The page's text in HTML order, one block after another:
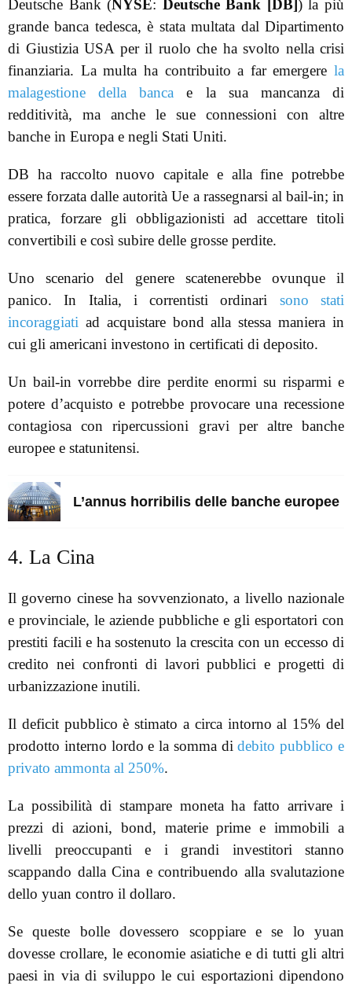
Deutsche Bank (NYSE: Deutsche Bank [DB] ) la più
grande banca tedesca, è stata multata dal Dipartimento
di Giustizia USA per il ruolo che ha svolto nella crisi
finanziaria. La multa ha contribuito a far emergere la
malagestione della banca e la sua mancanza di
redditività, ma anche le sue connessioni con altre
banche in Europa e negli Stati Uniti.
DB ha raccolto nuovo capitale e alla fine potrebbe
essere forzata dalle autorità Ue a rassegnarsi al bail-in; in
pratica, forzare gli obbligazionisti ad accettare titoli
convertibili e così subire delle grosse perdite.
Uno scenario del genere scatenerebbe ovunque il
panico. In Italia, i correntisti ordinari sono stati
incoraggiati ad acquistare bond alla stessa maniera in
cui gli americani investono in certificati di deposito.
Un bail-in vorrebbe dire perdite enormi su risparmi e
potere d’acquisto e potrebbe provocare una recessione
contagiosa con ripercussioni gravi per altre banche
europee e statunitensi.
L’annus horribilis delle banche europee
4. La Cina
Il governo cinese ha sovvenzionato, a livello nazionale
e provinciale, le aziende pubbliche e gli esportatori con
prestiti facili e ha sostenuto la crescita con un eccesso di
credito nei confronti di lavori pubblici e progetti di
urbanizzazione inutili.
Il deficit pubblico è stimato a circa intorno al 15% del
prodotto interno lordo e la somma didebito pubblico e
privato ammonta al 250%.
La possibilità di stampare moneta ha fatto arrivare i
prezzi di azioni, bond, materie prime e immobili a
livelli preoccupanti e i grandi investitori stanno
scappando dalla Cina e contribuendo alla svalutazione
dello yuan contro il dollaro.
Se queste bolle dovessero scoppiare e se lo yuan
dovesse crollare, le economie asiatiche e di tutti gli altri
paesi in via di sviluppo le cui esportazioni dipendono